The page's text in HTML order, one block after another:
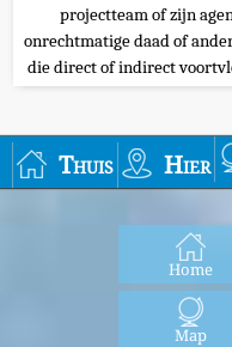
projectteam of zijn
onrechtmatige daad of
die direct of indirect
Thuis Hier
Home
Map